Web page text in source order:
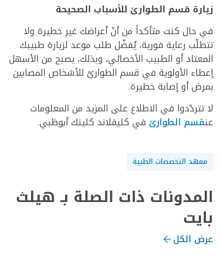
زيارة قسم الطوارئ للأسباب الصحيحة
في حال كنت متأكداً من أنّ أعراضك غير خطيرة ولا
تتطلّب رعاية فورية، يُفضّل طلب موعد لزيارة طبيبك
المعتاد أو الطبيب الأخصائي، وبذلك، يصبح من الأسهل
إعطاء الأولوية في قسم الطوارئ للأشخاص المصابين
بمرض أو إصابة خطيرة.
لا تتردّدوا في الاطلاع على المزيد من المعلومات
عنقسم الطوارئ في كليفلاند كلينك أبوظبي.
معهد التخصصات الطبية
المدونات ذات الصلة بـ هيلث
بايت
عرض الكل